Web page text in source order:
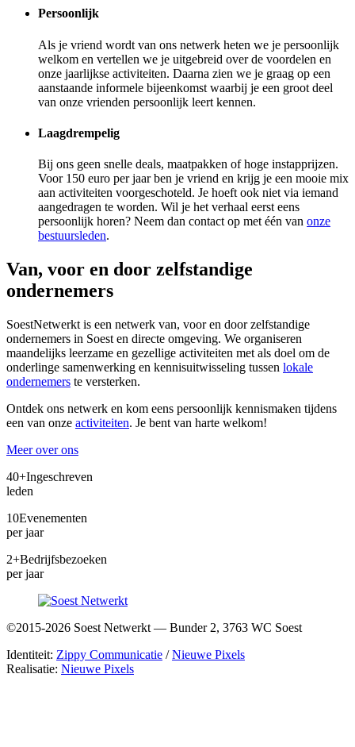
Persoonlijk
Als je vriend wordt van ons netwerk heten we je persoonlijk
welkom en vertellen we je uitgebreid over de voordelen en
onze jaarlijkse activiteiten. Daarna zien we je graag op een
aanstaande informele bijeenkomst waarbij je een groot deel
van onze vrienden persoonlijk leert kennen.
Laagdrempelig
Bij ons geen snelle deals, maatpakken of hoge instapprijzen.
Voor 150 euro per jaar ben je vriend en krijg je een mooie mix
aan activiteiten voorgeschoteld. Je hoeft ook niet via iemand
aangedragen te worden. Wil je het verhaal eerst eens
persoonlijk horen? Neem dan contact op met één van onze
bestuursleden.
Van, voor en door zelfstandige
ondernemers
SoestNetwerkt is een netwerk van, voor en door zelfstandige
ondernemers in Soest en directe omgeving. We organiseren
maandelijks leerzame en gezellige activiteiten met als doel om de
onderlinge samenwerking en kennisuitwisseling tussen lokale
ondernemers te versterken.
Ontdek ons netwerk en kom eens persoonlijk kennismaken tijdens
een van onze activiteiten. Je bent van harte welkom!
Meer over ons
40+Ingeschreven
leden
10Evenementen
per jaar
2+Bedrijfsbezoeken
per jaar
©2015-2026 Soest Netwerkt — Bunder 2, 3763 WC Soest
Identiteit: Zippy Communicatie /Nieuwe Pixels
Realisatie: Nieuwe Pixels